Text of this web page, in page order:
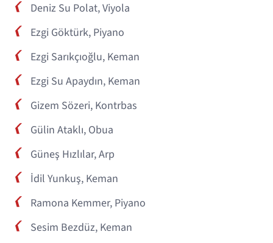
Deniz Su Polat, Viyola
Ezgi Göktürk, Piyano
Ezgi Sarıkçıoğlu, Keman
Ezgi Su Apaydın, Keman
Gizem Sözeri, Kontrbas
Gülin Ataklı, Obua
Güneş Hızlılar, Arp
İdil Yunkuş, Keman
Ramona Kemmer, Piyano
Sesim Bezdüz, Keman